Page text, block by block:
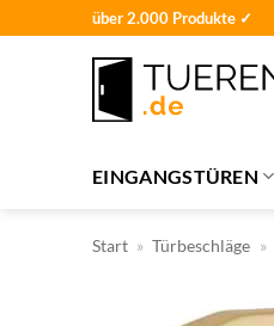
über 2.000 Produkte ✓
EINGANGSTÜREN
Start » Türbeschläge »